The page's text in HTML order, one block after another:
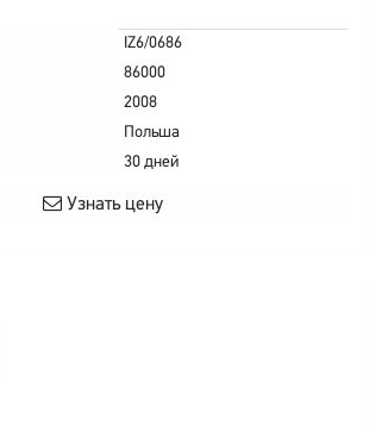
IZ6/0686
86000
2008
Польша
30 дней
Узнать цену